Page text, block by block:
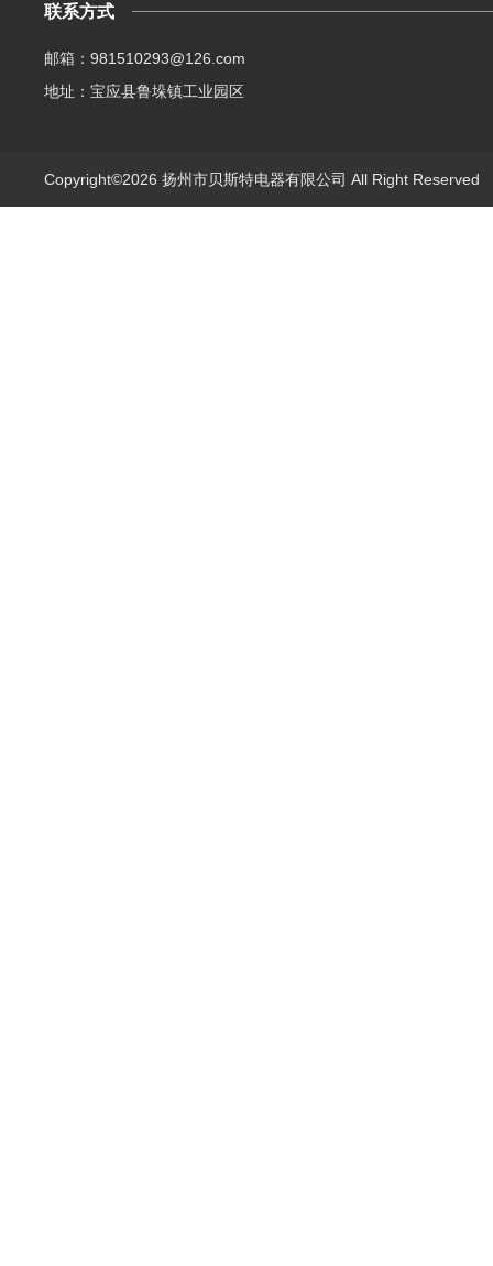
联系方式
邮箱：981510293@126.com
地址：宝应县鲁垛镇工业园区
Copyright©2026 扬州市贝斯特电器有限公司 All Right